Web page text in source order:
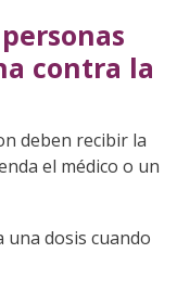
contra la
deben recibir la
el médico o un
una dosis cuando